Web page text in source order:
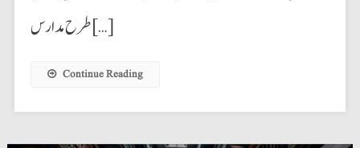
طرح مدارس […]
Continue Reading